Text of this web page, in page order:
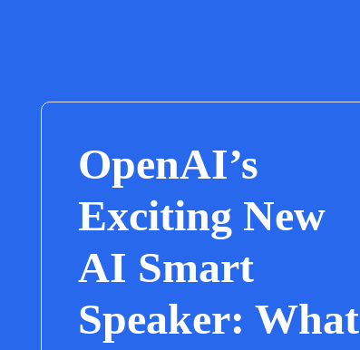
OpenAI’s
Exciting New
AI Smart
Speaker: What